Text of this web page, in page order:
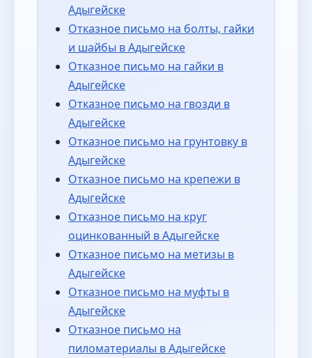
Адыгейске
Отказное письмо на болты, гайки
и шайбы в Адыгейске
Отказное письмо на гайки в
Адыгейске
Отказное письмо на гвозди в
Адыгейске
Отказное письмо на грунтовку в
Адыгейске
Отказное письмо на крепежи в
Адыгейске
Отказное письмо на круг
оцинкованный в Адыгейске
Отказное письмо на метизы в
Адыгейске
Отказное письмо на муфты в
Адыгейске
Отказное письмо на
пиломатериалы в Адыгейске